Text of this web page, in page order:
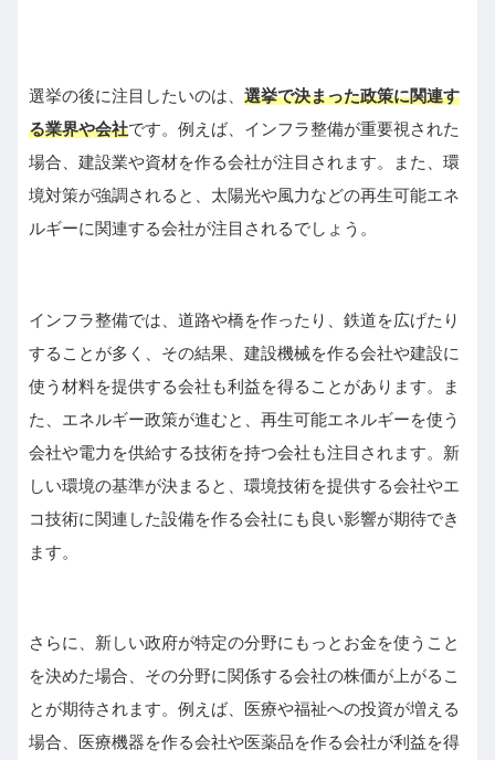
選挙の後に注目したいのは、 選挙で決まった政策に関連す
る業界や会社です。例えば、インフラ整備が重要視された
場合、建設業や資材を作る会社が注目されます。また、環
境対策が強調されると、太陽光や風力などの再生可能エネ
ルギーに関連する会社が注目されるでしょう。
インフラ整備では、道路や橋を作ったり、鉄道を広げたり
することが多く、その結果、建設機械を作る会社や建設に
使う材料を提供する会社も利益を得ることがあります。ま
た、エネルギー政策が進むと、再生可能エネルギーを使う
会社や電力を供給する技術を持つ会社も注目されます。新
しい環境の基準が決まると、環境技術を提供する会社やエ
コ技術に関連した設備を作る会社にも良い影響が期待でき
ます。
さらに、新しい政府が特定の分野にもっとお金を使うこと
を決めた場合、その分野に関係する会社の株価が上がるこ
とが期待されます。例えば、医療や福祉への投資が増える
場合、医療機器を作る会社や医薬品を作る会社が利益を得